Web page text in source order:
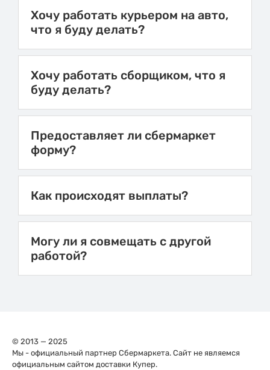
Хочу работать курьером на авто,
что я буду делать?
Хочу работать сборщиком, что я
буду делать?
Предоставляет ли сбермаркет
форму?
Как происходят выплаты?
Могу ли я совмещать с другой
работой?
© 2013 — 2025
Мы - официальный партнер Сбермаркета. Сайт не являемся
официальным сайтом доставки Купер.